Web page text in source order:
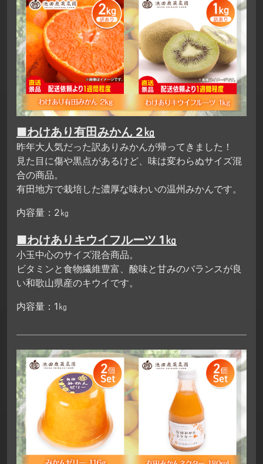
■わけあり有田みかん 2㎏
昨年大人気だった訳ありみかんが帰ってきました！
見た目に傷や黒点があるけど、味は変わらぬサイズ混
合の商品。
有田地方で栽培した濃厚な味わいの温州みかんです。
内容量：2㎏
■わけありキウイフルーツ 1㎏
小玉中心のサイズ混合商品。
ビタミンと食物繊維豊富、酸味と甘みのバランスが良
い和歌山県産のキウイです。
内容量：1㎏